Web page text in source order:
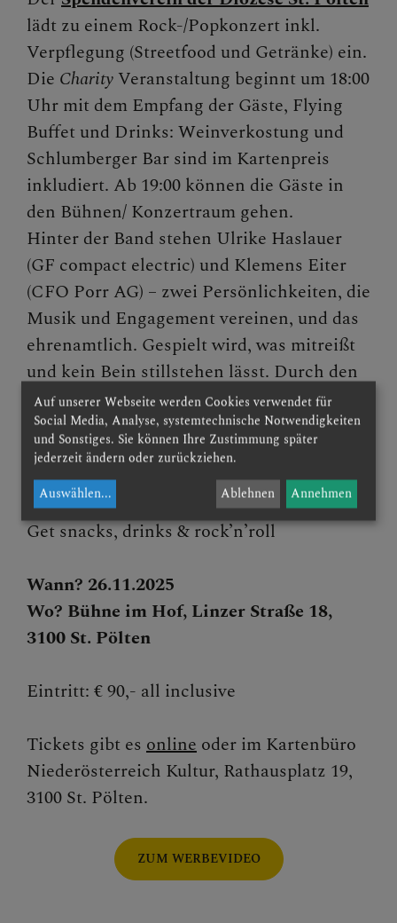
Kontakt
Caritas St. Pölten & NÖ-West
Familie
Presse und Aktuelles
Gewalt & Missbrauch
lädt zu einem Rock-/Popkonzert inkl.
Verpflegung (Streetfood und Getränke) ein.
Die Charity Veranstaltung beginnt um 18:00
Uhr mit dem Empfang der Gäste, Flying
Buffet und Drinks: Weinverkostung und
Schlumberger Bar sind im Kartenpreis
inkludiert. Ab 19:00 können die Gäste in
den Bühnen/ Konzertraum gehen.
Hinter der Band stehen Ulrike Haslauer
(GF compact electric) und Klemens Eiter
(CFO Porr AG) – zwei Persönlichkeiten, die
Musik und Engagement vereinen, und das
ehrenamtlich. Gespielt wird, was mitreißt
und kein Bein stillstehen lässt. Durch den
Abend führt Sylvia Graf.
DieGastätte Figl und dieSpielefamilie
werden mit kulinarischen Ideen den Abend
ergänzen.
Get snacks, drinks & rock’n’roll
Wann? 26.11.2025
Wo? Bühne im Hof, Linzer Straße 18,
3100 St. Pölten
Eintritt: € 90,- all inclusive
Tickets gibt es online oder im Kartenbüro
Niederösterreich Kultur, Rathausplatz 19,
3100 St. Pölten.
ZUM WERBEVIDEO
Auf unserer Webseite werden Cookies verwendet für
Social Media, Analyse, systemtechnische Notwendigkeiten
und Sonstiges. Sie können Ihre Zustimmung später
jederzeit ändern oder zurückziehen.
Auswählen... Ablehnen Annehmen